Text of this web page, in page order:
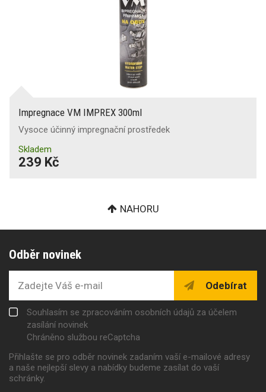
Impregnace VM IMPREX 300ml
Vysoce účinný impregnační prostředek
Skladem
239 Kč
NAHORU
Odběr novinek
Odebírat
Souhlasím se zpracováním osobních údajů za účelem
zasílání novinek
Chráněno službou reCaptcha
Přihlašte se pro odběr novinek zadaním vaší e-mailové adresy
a naše nejlepší slevy a nabídky budeme zasílat do vaší
schránky.